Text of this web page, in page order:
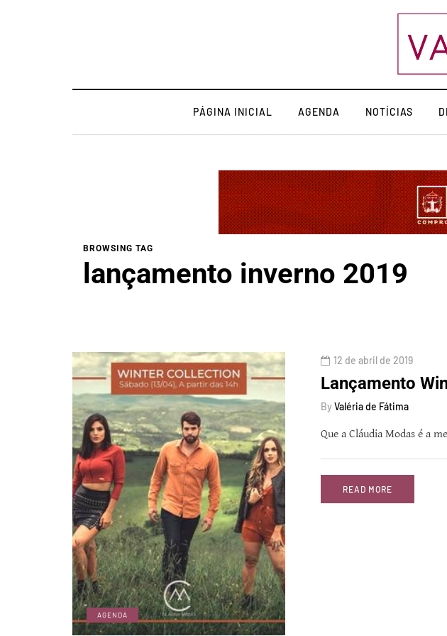
PÁGINA INICIAL AGENDA NOTÍCIAS
BROWSING TAG
lançamento inverno 2019
AGENDA
12 de abril de 2019
Lançamento
By Valéria de Fátima
Que a Cláudia Modas é a
READ MORE